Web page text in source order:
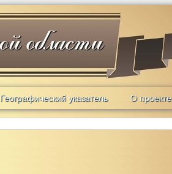
Географический указатель О проекте